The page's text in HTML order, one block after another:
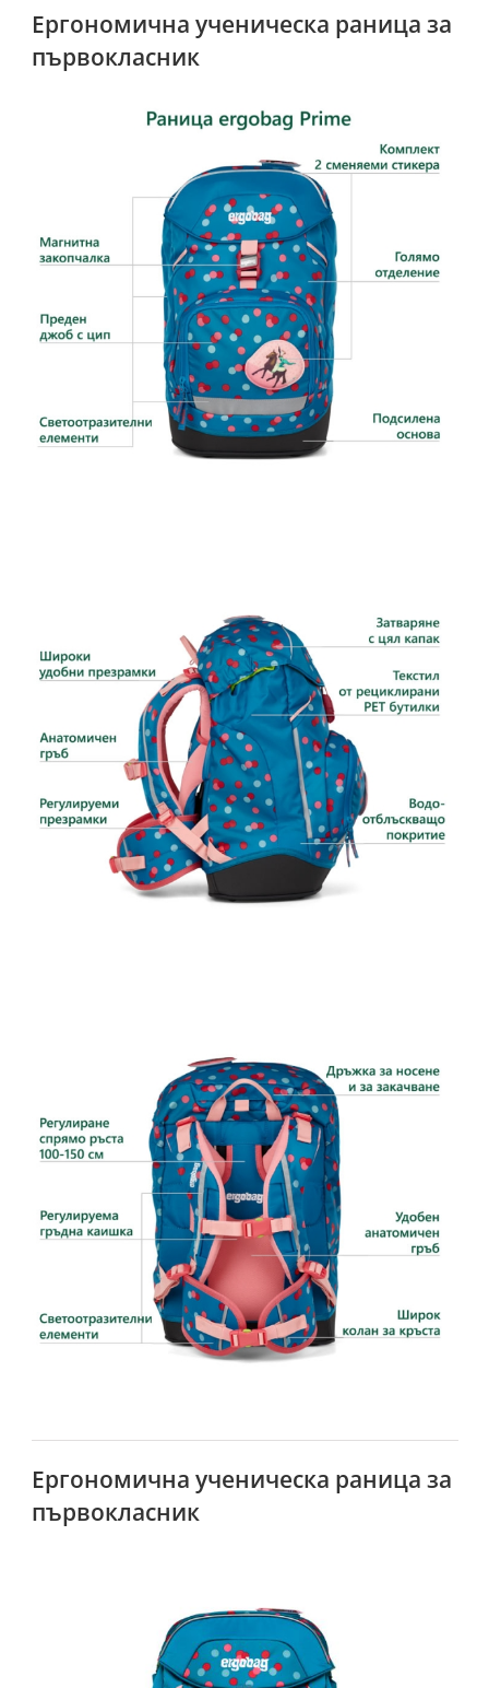
Ергономична ученическа раница за
първокласник
Ергономична ученическа раница за
първокласник